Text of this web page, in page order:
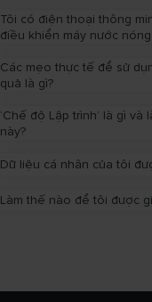
Tôi có điện thoại thông
điều khiển máy nước
Các mẹo thực tế để sử
quả là gì?
‘Chế độ Lập trình’ là gì
này?
Dữ liệu cá nhân của tôi
Làm thế nào để tôi được